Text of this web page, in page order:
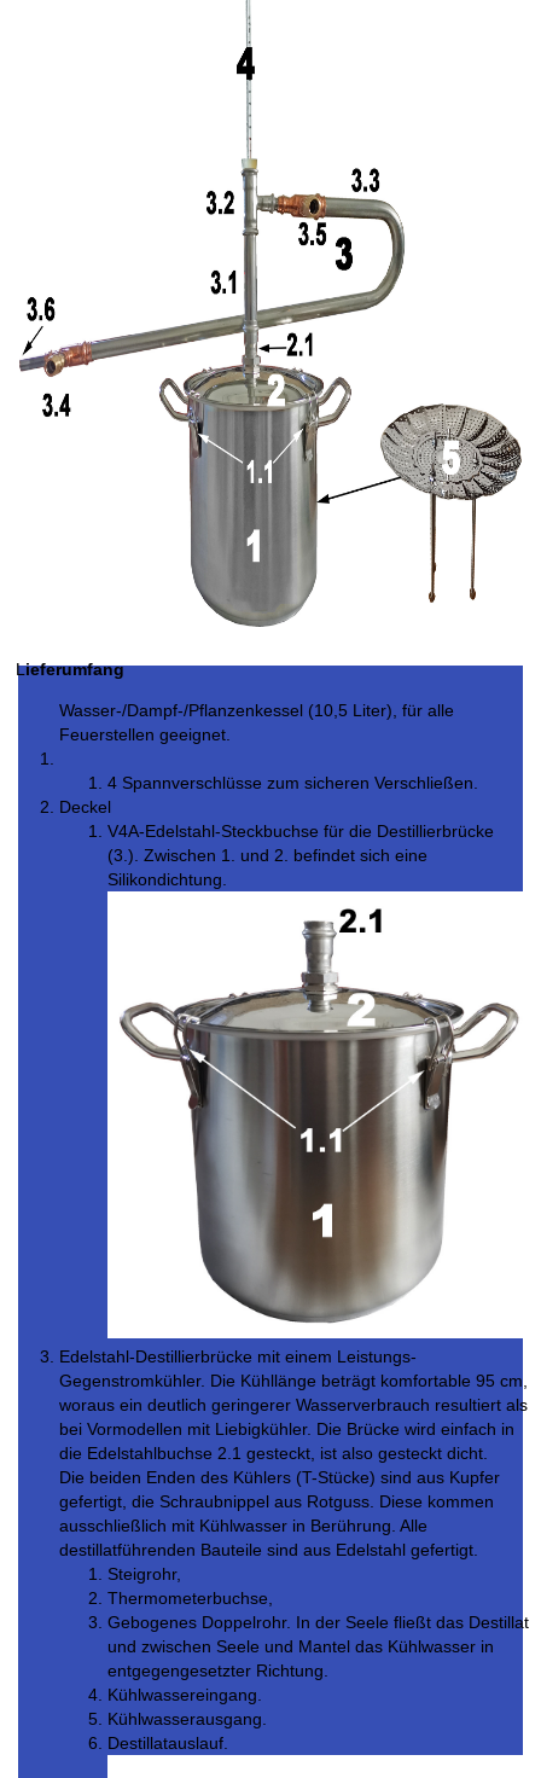
Lieferumfang
Wasser-/Dampf-/Pflanzenkessel (10,5 Liter), für alle
Feuerstellen geeignet.
4 Spannverschlüsse zum sicheren Verschließen.
Deckel
V4A-Edelstahl-Steckbuchse für die Destillierbrücke
(3.). Zwischen 1. und 2. befindet sich eine
Silikondichtung.
Edelstahl-Destillierbrücke mit einem Leistungs-
Gegenstromkühler. Die Kühllänge beträgt komfortable 95 cm,
woraus ein deutlich geringerer Wasserverbrauch resultiert als
bei Vormodellen mit Liebigkühler. Die Brücke wird einfach in
die Edelstahlbuchse 2.1 gesteckt, ist also gesteckt dicht.
Die beiden Enden des Kühlers (T-Stücke) sind aus Kupfer
gefertigt, die Schraubnippel aus Rotguss. Diese kommen
ausschließlich mit Kühlwasser in Berührung. Alle
destillatführenden Bauteile sind aus Edelstahl gefertigt.
Steigrohr,
Thermometerbuchse,
Gebogenes Doppelrohr. In der Seele fließt das Destillat
und zwischen Seele und Mantel das Kühlwasser in
entgegengesetzter Richtung.
Kühlwassereingang.
Kühlwasserausgang.
Destillatauslauf.